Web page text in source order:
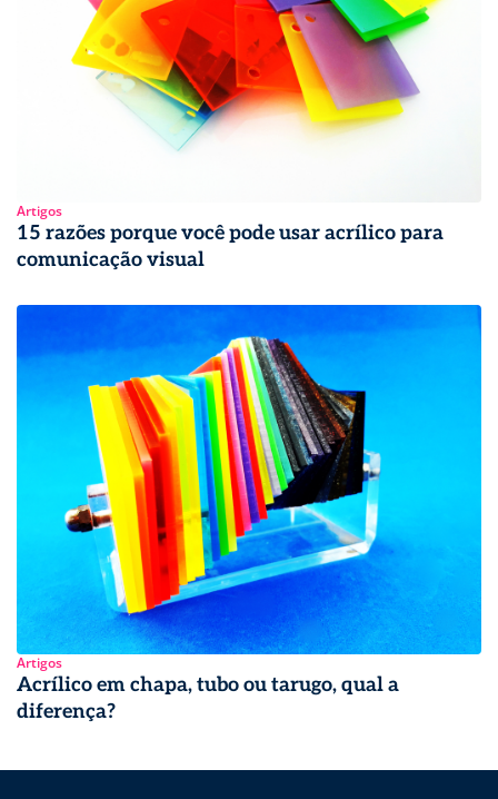
Artigos
15 razões porque você pode usar acrílico para
comunicação visual
Artigos
Acrílico em chapa, tubo ou tarugo, qual a
diferença?